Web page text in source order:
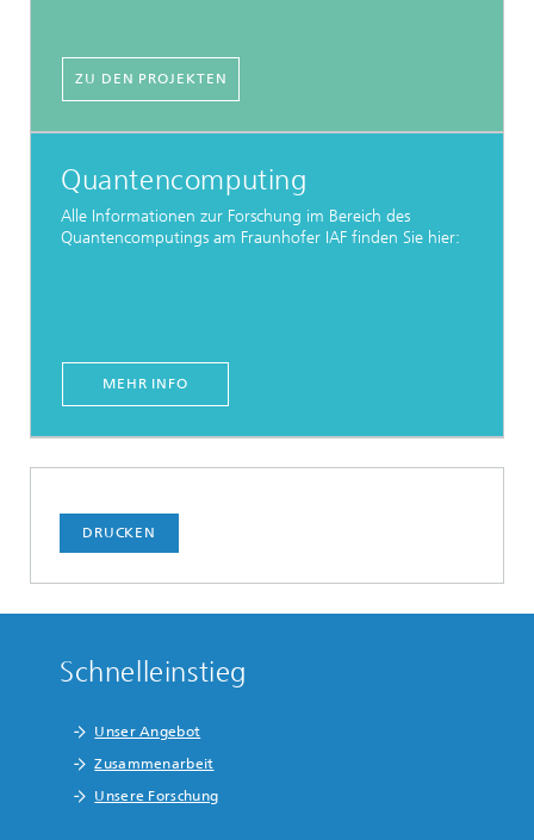
ZU DEN PROJEKTEN
Quantencomputing
Alle Informationen zur Forschung im Bereich des
Quantencomputings am Fraunhofer IAF finden Sie hier:
MEHR INFO
DRUCKEN
Schnelleinstieg
Unser Angebot
Zusammenarbeit
Unsere Forschung